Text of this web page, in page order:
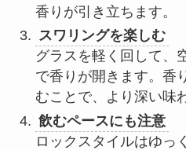
香りが引き立ちます。
スワリングを楽しむ
グラスを軽く回して、
で香りが開きます。香
むことで、より深い味
飲むペースにも注意
ロックスタイルはゆっ